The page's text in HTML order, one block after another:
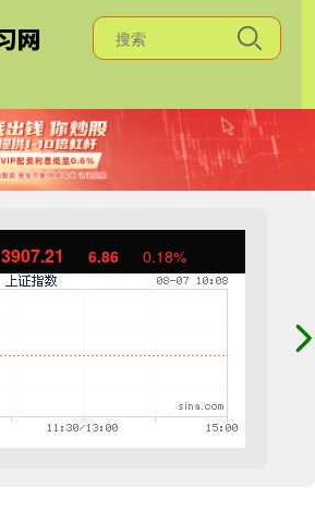
3907.21 6.86 0.18%